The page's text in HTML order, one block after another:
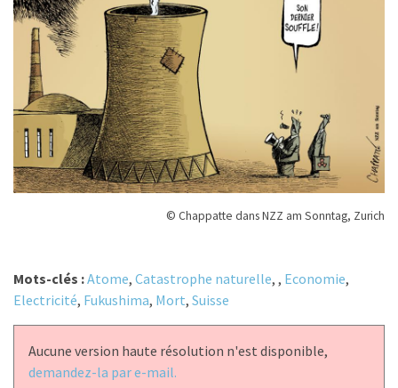
© Chappatte dans NZZ am Sonntag, Zurich
Mots-clés :Atome, Catastrophe naturelle, , Economie,
Electricité, Fukushima, Mort, Suisse
Aucune version haute résolution n'est disponible,
demandez-la par e-mail.